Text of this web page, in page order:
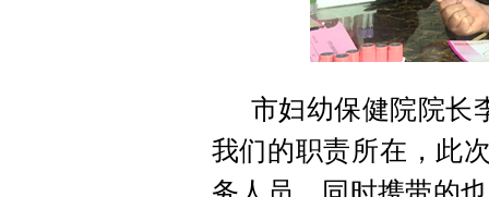
市妇幼保健院院长
我们的职责所在，此